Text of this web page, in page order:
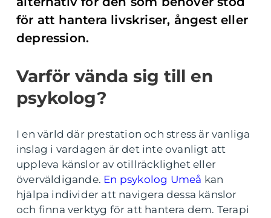
för att hantera livskriser, ångest eller
depression.
Varför vända sig till en
psykolog?
I en värld där prestation och stress är vanliga
inslag i vardagen är det inte ovanligt att
uppleva känslor av otillräcklighet eller
överväldigande. En psykolog Umeå kan
hjälpa individer att navigera dessa känslor
och finna verktyg för att hantera dem. Terapi